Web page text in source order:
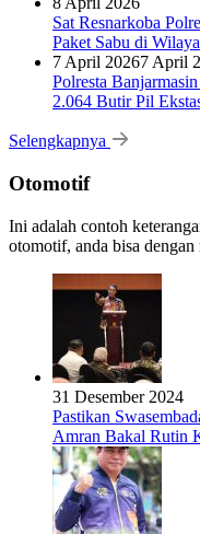
Sat Resnarkoba
Paket Sabu di
7 April 20267 April
Polresta
2.064 Butir Pil
Selengkapnya
Otomotif
Ini adalah contoh
otomotif, anda bisa
31 Desember 2024
Pastikan
Amran Bakal Rutin